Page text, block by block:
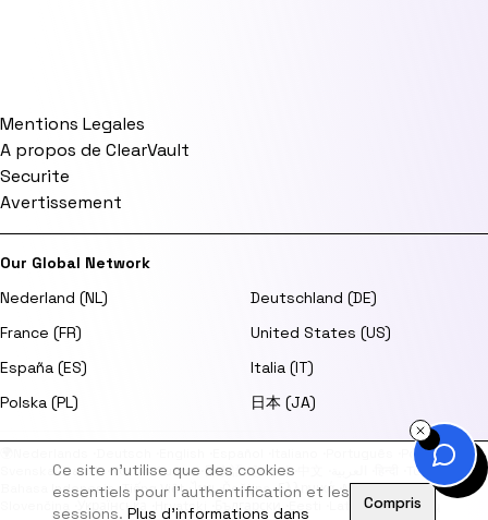
Mentions Legales
A propos de ClearVault
Securite
Avertissement
Our Global Network
Nederland (NL)
Deutschland (DE)
France (FR)
United States (US)
España (ES)
Italia (IT)
Polska (PL)
日本 (JA)
Polski
Svenska ·Dansk Norsk ·Suomi 日本語 ·한국어 Türkçe
Bahasa Indonesia ·Tiếng Việt · ไทย ·Čeština ·Ελληνικά ·Magyar ·Română ·
Українська Hrvatski Български Latviešu ·Lietuvių
Ce site n'utilise que des cookies
essentiels pour l'authentification et les
sessions. Plus d'informations dans
Compris